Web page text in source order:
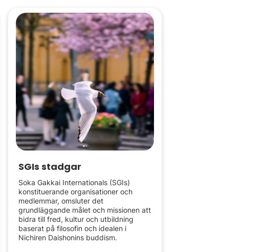
SGIs stadgar
Soka Gakkai Internationals (SGIs)
konstituerande organisationer och
medlemmar, omsluter det
grundläggande målet och missionen att
bidra till fred, kultur och utbildning
baserat på filosofin och idealen i
Nichiren Daishonins buddism.